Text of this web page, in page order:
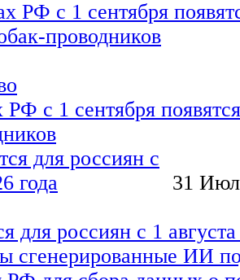
РФ с 1 сентября
31
для россиян с 1